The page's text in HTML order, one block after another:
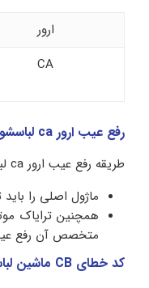
ارور
CA
رفع عیب ارور ca لباسشویی آاگ
طریقه رفع عیب ارور ca لباسشویی آاگ به قرار زیر است:
ماژول اصلی را
همچنین ترایاک
متخصص آن رفع
کد خطای CB ماشین لباسشویی آاگ